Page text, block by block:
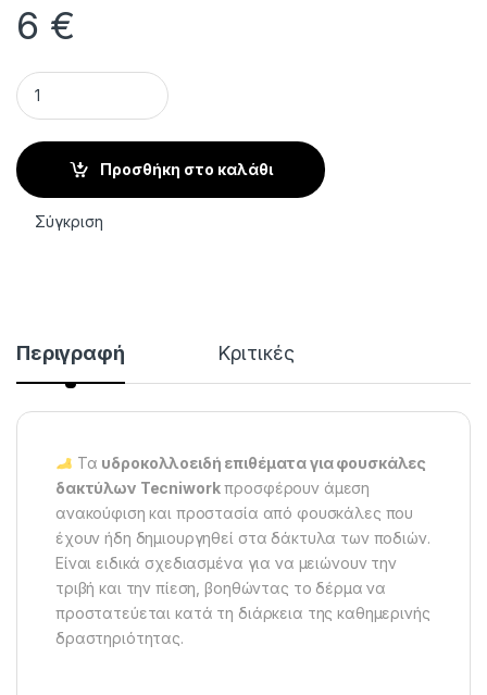
6 €
Υδροκολλοειδή Επιθέματα για Φουσκάλες Δακτύλων 8
Προσθήκη στο καλάθι
Σύγκριση
Περιγραφή Κριτικές
Τα υδροκολλοειδή επιθέματα για φουσκάλες
δακτύλων Tecniworkπροσφέρουν άμεση
ανακούφιση και προστασία από φουσκάλες που
έχουν ήδη δημιουργηθεί στα δάκτυλα των ποδιών.
Είναι ειδικά σχεδιασμένα για να μειώνουν την
τριβή και την πίεση, βοηθώντας το δέρμα να
προστατεύεται κατά τη διάρκεια της καθημερινής
δραστηριότητας.